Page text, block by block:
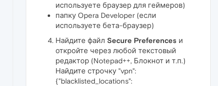
используете браузер для геймеров)
папку Opera Developer (если
используете бета-браузер)
Найдите файл Secure Preferences и
откройте через любой текстовый
редактор (Notepad++, Блокнот и т.п.)
Найдите строчку "vpn":
{"blacklisted_locations":